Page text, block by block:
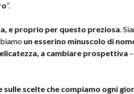
”.
e proprio per questo preziosa.
un esserino minuscolo di
a cambiare prospettiva
scelte che compiamo ogni